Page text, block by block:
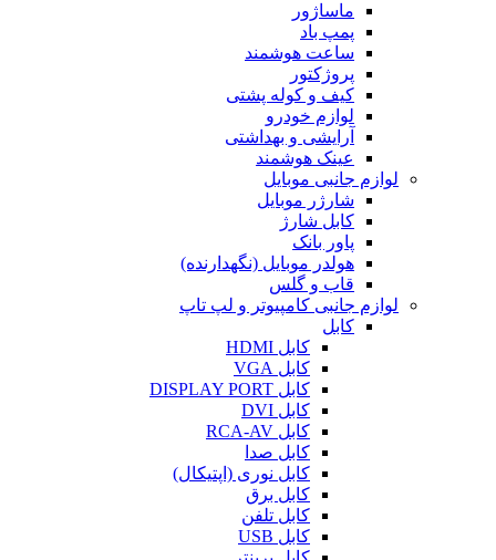
ماساژور
پمپ باد
ساعت هوشمند
پروژکتور
کیف و کوله پشتی
لوازم خودرو
آرایشی و بهداشتی
عینک هوشمند
لوازم جانبی موبایل
شارژر موبایل
کابل شارژ
پاور بانک
هولدر موبایل (نگهدارنده)
قاب و گلس
لوازم جانبی کامپیوتر و لپ تاپ
کابل
کابل HDMI
کابل VGA
کابل DISPLAY PORT
کابل DVI
کابل RCA-AV
کابل صدا
کابل نوری (اپتیکال)
کابل برق
کابل تلفن
کابل USB